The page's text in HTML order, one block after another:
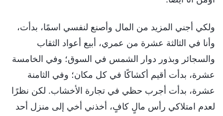
ولكي أجني المزيد من المال وأصنع لنفسي اسمًا، بدأت،
وأنا في الثالثة عشرة من عمري، أبيع أعواد الثقاب
والسجائر وبذور دوار الشمس في السوق؛ وفي الخامسة
عشرة، بدأت أقيم أكشاكًا في كل مكان؛ وفي الثامنة
عشرة، بدأت أجرب حظي في تجارة الأخشاب. لكن نظرًا
لعدم امتلاكي رأس مالٍ كافٍ، أخذني أخي إلى منزل أحد